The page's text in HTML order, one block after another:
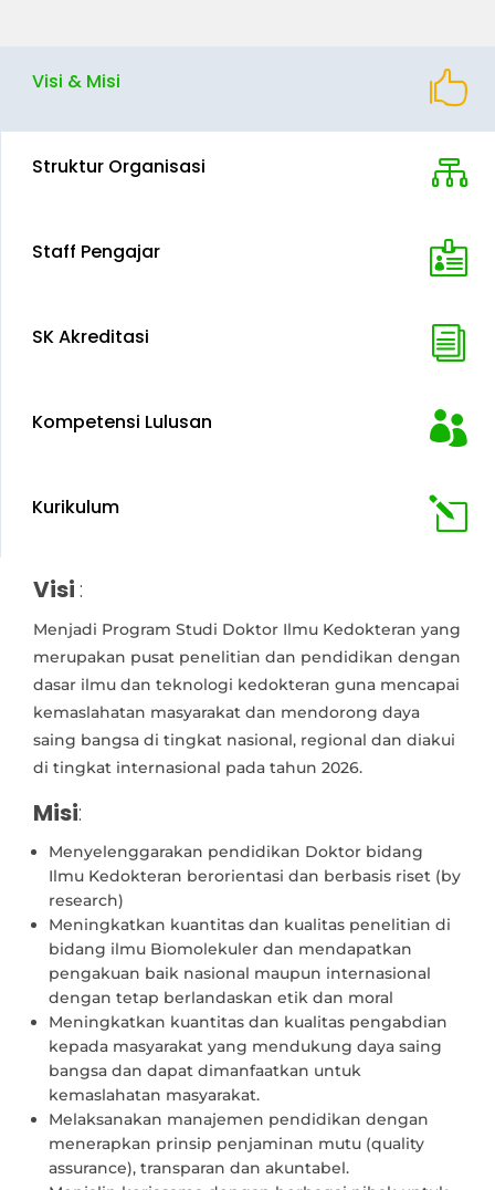

Visi & Misi

Struktur Organisasi

Staff Pengajar
i
SK Akreditasi

Kompetensi Lulusan
l
Kurikulum
Visi:
Menjadi Program Studi Doktor Ilmu Kedokteran yang
merupakan pusat penelitian dan pendidikan dengan
dasar ilmu dan teknologi kedokteran guna mencapai
kemaslahatan masyarakat dan mendorong daya
saing bangsa di tingkat nasional, regional dan diakui
di tingkat internasional pada tahun 2026.
Misi:
Menyelenggarakan pendidikan Doktor bidang
Ilmu Kedokteran berorientasi dan berbasis riset (by
research)
Meningkatkan kuantitas dan kualitas penelitian di
bidang ilmu Biomolekuler dan mendapatkan
pengakuan baik nasional maupun internasional
dengan tetap berlandaskan etik dan moral
Meningkatkan kuantitas dan kualitas pengabdian
kepada masyarakat yang mendukung daya saing
bangsa dan dapat dimanfaatkan untuk
kemaslahatan masyarakat.
Melaksanakan manajemen pendidikan dengan
menerapkan prinsip penjaminan mutu (quality
assurance), transparan dan akuntabel.